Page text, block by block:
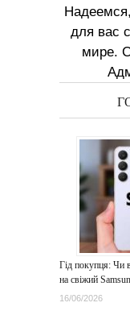
для вас
мире.
Гід покупця: Чи
на свіжий
16/06/2026